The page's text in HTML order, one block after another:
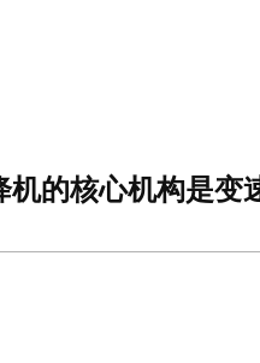
的核心机构是变